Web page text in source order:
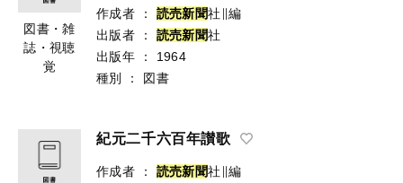
図書・雑
誌・視聴
覚
作成者
： 読売新聞社∥編
出版者
： 読売新聞社
出版年
：
1964
種別
： 図書
紀元二千六百年讃歌
作成者 ： 読売新聞社∥編